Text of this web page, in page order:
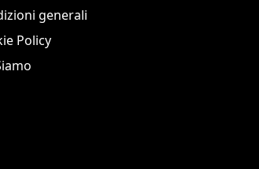
generali
Policy